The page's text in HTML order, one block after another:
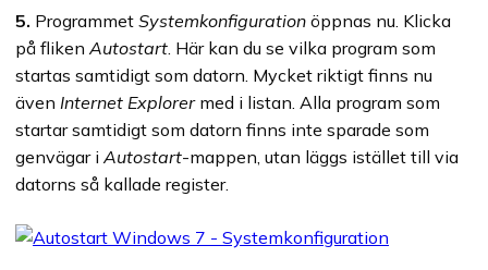
5. Programmet Systemkonfiguration öppnas nu. Klicka
på flikenAutostart. Här kan du se vilka program som
startas samtidigt som datorn. Mycket riktigt finns nu
även Internet Explorermed i listan. Alla program som
startar samtidigt som datorn finns inte sparade som
genvägar iAutostart-mappen, utan läggs istället till via
datorns så kallade register.